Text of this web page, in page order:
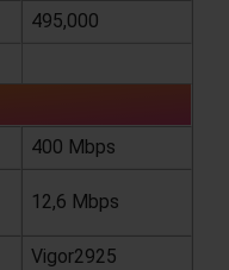
495,000
400 Mbps
12,6 Mbps
Vigor2925